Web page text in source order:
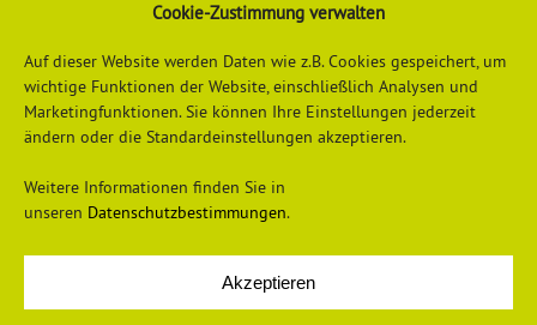
Cookie-Zustimmung verwalten
Auf dieser Website werden Daten wie z.B. Cookies gespeichert, um
wichtige Funktionen der Website, einschließlich Analysen und
Marketingfunktionen. Sie können Ihre Einstellungen jederzeit
ändern oder die Standardeinstellungen akzeptieren.
Weitere Informationen finden Sie in
unseren Datenschutzbestimmungen.
Akzeptieren
Datenschutzerklärung Impressum